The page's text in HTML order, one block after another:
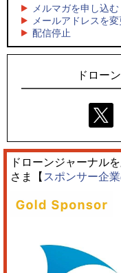
スタ2026」10/3、4
飛んだドローン、飛
キリンビールがラ
ロボデックス、2時
ーンを公開
メルマガを申し込む
メールアドレスを変
配信停止
ドロー
ドローンジャーナル
さま【 スポンサー企